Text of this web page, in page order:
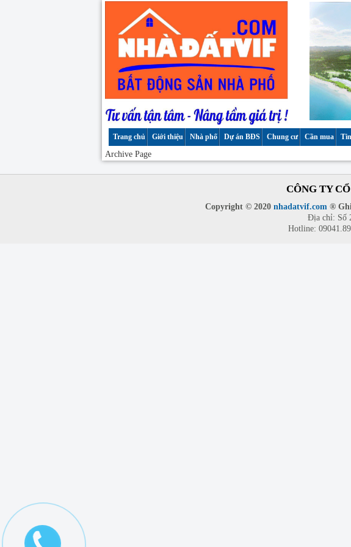
Trang chủ Giới thiệu Nhà phố Dự án BĐS Chung cư Cần mua
Archive Page
CÔNG TY
Copyright © 2020 nhadatvif.com ®
Địa chỉ: Số
Hotline: